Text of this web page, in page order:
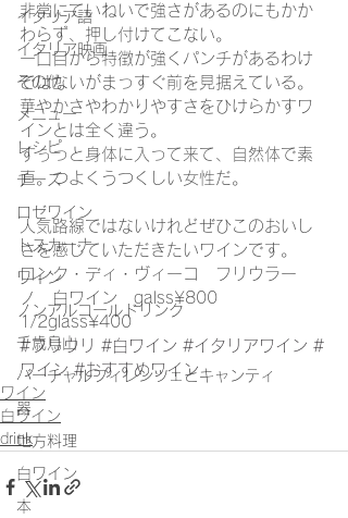
イタリア語
イタリア映画
その他
メニュー
レシピ
チーズ
ロゼワイン
トスカーナ
ワイン
ノンアルコールドリンク
千歳烏山
バーチャルフィレンツェとキャンティ
器
地方料理
白ワイン
本
非常にていねいで強さがあるのにもかか
わらず、押し付けてこない。
一口目から特徴が強くパンチがあるわけ
ではないがまっすぐ前を見据えている。
華やかさやわかりやすさをひけらかすワ
インとは全く違う。
すぅっと身体に入って来て、自然体で素
直。つよくうつくしい女性だ。
人気路線ではないけれどぜひこのおいし
さを感じていただきたいワインです。
ロンク・ディ・ヴィーコ　フリウラー
ノ　白ワイン　galss¥800
1/2glass¥400
#フリウリ #白ワイン #イタリアワイン #
ワイン #おすすめワイン
ワイン
白ワイン
drink